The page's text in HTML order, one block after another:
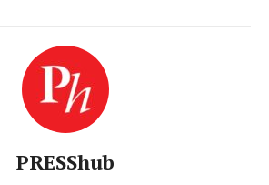
PRESShub